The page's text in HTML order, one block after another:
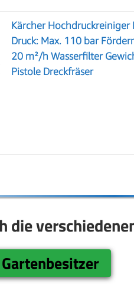
Kärcher Hochdruckreiniger
Druck: Max. 110 bar
20 m²/h Wasserfilter
Pistole Dreckfräser
die